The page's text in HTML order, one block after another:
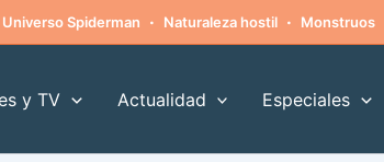
Universo Spiderman · Naturaleza hostil · Monstruos
y TV Actualidad Especiales